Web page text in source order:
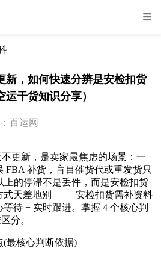
讯
确定
新，如何快速分辨是安检扣货
干货知识分享）
百运网
更新，是卖家最焦虑的场景：一
FBA 补货，盲目催货代或重发货只
上的停滞不是丢件，而是安检扣货
式天差地别 —— 安检扣货需补资料
待 + 实时跟进。掌握 4 个核心判
分。
核心判断依据)